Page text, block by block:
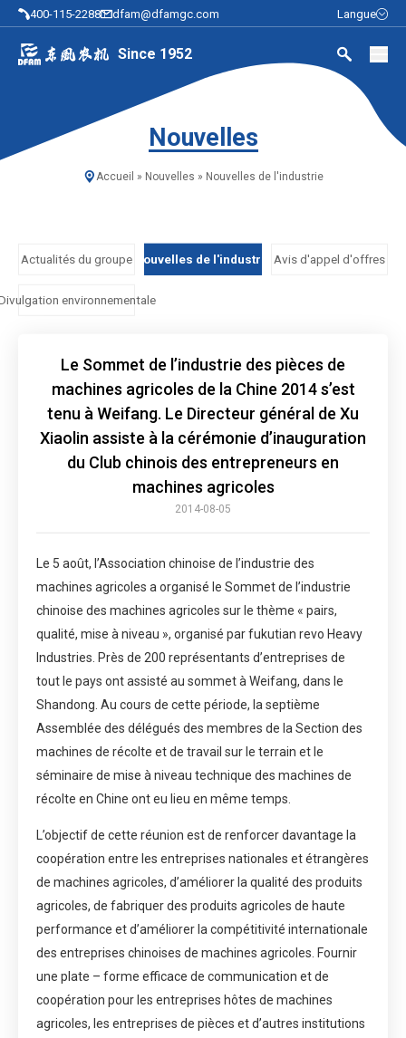
400-115-2288 dfam@dfamgc.com Langue
Since 1952
Nouvelles
Accueil » Nouvelles » Nouvelles de l'industrie
Actualités du groupe Nouvelles de l'industrie Avis d'appel d'offres
environnementale
Le Sommet de l’industrie des pièces de
machines agricoles de la Chine 2014 s’est
tenu à Weifang. Le Directeur général de Xu
Xiaolin assiste à la cérémonie d’inauguration
du Club chinois des entrepreneurs en
machines agricoles
2014-08-05
Le 5 août, l’Association chinoise de l’industrie des
machines agricoles a organisé le Sommet de l’industrie
chinoise des machines agricoles sur le thème « pairs,
qualité, mise à niveau », organisé par fukutian revo Heavy
Industries. Près de 200 représentants d’entreprises de
tout le pays ont assisté au sommet à Weifang, dans le
Shandong. Au cours de cette période, la septième
Assemblée des délégués des membres de la Section des
machines de récolte et de travail sur le terrain et le
séminaire de mise à niveau technique des machines de
récolte en Chine ont eu lieu en même temps.
L’objectif de cette réunion est de renforcer davantage la
coopération entre les entreprises nationales et étrangères
de machines agricoles, d’améliorer la qualité des produits
agricoles, de fabriquer des produits agricoles de haute
performance et d’améliorer la compétitivité internationale
des entreprises chinoises de machines agricoles. Fournir
une plate – forme efficace de communication et de
coopération pour les entreprises hôtes de machines
agricoles, les entreprises de pièces et d’autres institutions